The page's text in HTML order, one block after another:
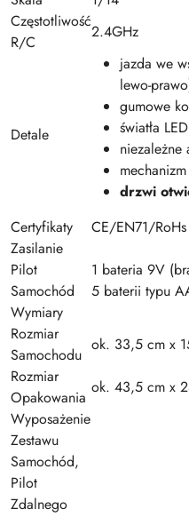
Częstotliwość
R/C
2.4GHz
Detale
jazda we
lewo-
gumowe
światła
niezależne
drzwi
Certyfikaty
CE/EN71/RoHs
Zasilanie
Pilot
1 bateria 9V
Samochód
5 baterii typu
Wymiary
Rozmiar
Samochodu
ok. 33,5 cm x
Rozmiar
Opakowania
ok. 43,5 cm x
Wyposażenie
Zestawu
Samochód,
Pilot
Zdalnego